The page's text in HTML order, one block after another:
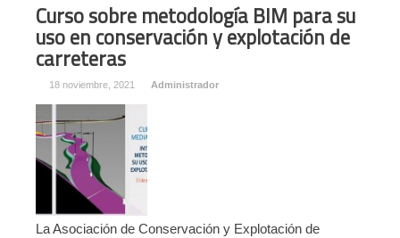
Curso sobre metodología BIM para su
uso en conservación y explotación de
carreteras
18 noviembre, 2021 Administrador
La Asociación de Conservación y Explotación de